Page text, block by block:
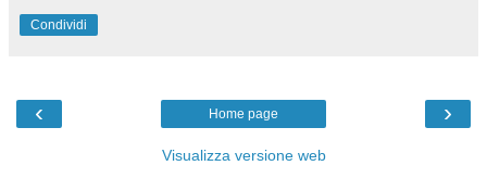
Condividi
‹ ›
Home page
Visualizza versione web